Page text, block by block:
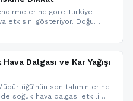
göre Türkiye
etkisini gösteriyor. Doğu
beklenirken Marmara ve
İç kesimlerde sis ve pus
azalma
Dalgası ve Kar Yağışı
son tahminlerine
soğuk hava dalgası etkili